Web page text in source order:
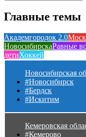
Главные темы
Академгородок 2.0
НовосибирскаРавные
детиХоккей
Новосибирская
#Новосибирск
#Бердск
#Искитим
Кемеровская
#Кемерово